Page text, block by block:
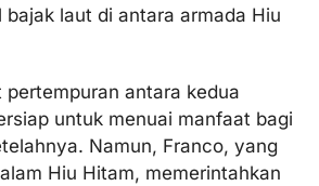
bajak laut di antara armada Hiu
pertempuran antara kedua
untuk menuai manfaat bagi
Namun, Franco, yang
Hiu Hitam, memerintahkan